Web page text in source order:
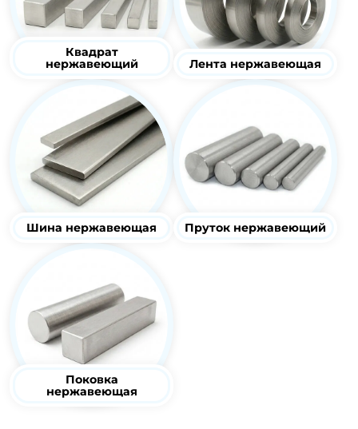
Квадрат
нержавеющий
Лента нержавеющая
Шина нержавеющая Пруток нержавеющий
Поковка
нержавеющая